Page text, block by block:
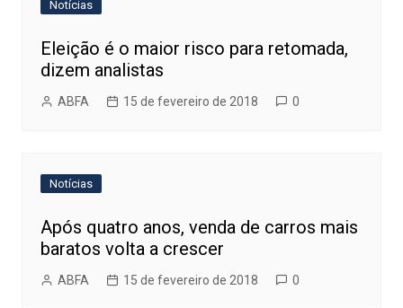
Notícias
Eleição é o maior risco para retomada,
dizem analistas
ABFA 15 de fevereiro de 2018 0
Notícias
Após quatro anos, venda de carros mais
baratos volta a crescer
ABFA 15 de fevereiro de 2018 0